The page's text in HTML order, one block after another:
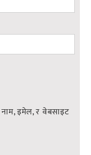
नाम, इमेल, र वेबसाइट